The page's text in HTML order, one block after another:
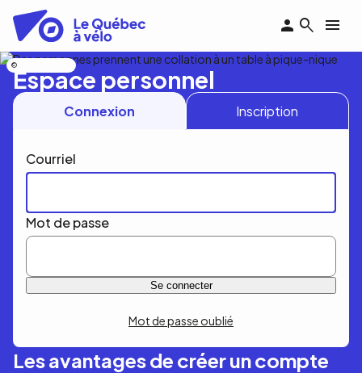
contenu
principal
Espace personnel
Connexion Inscription
Courriel
Mot de passe
Mot de passe oublié
Les avantages de créer un compte